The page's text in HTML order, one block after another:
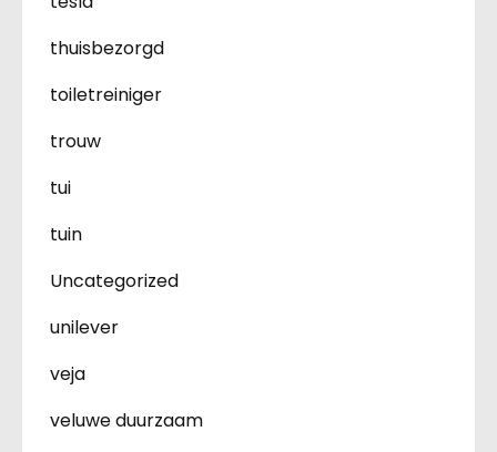
thuisbezorgd
toiletreiniger
trouw
tui
tuin
Uncategorized
unilever
veja
veluwe duurzaam